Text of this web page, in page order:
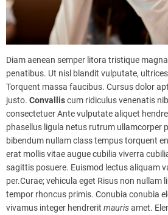
Diam aenean semper litora tristique
penatibus. Ut nisl blandit vulputate,
Torquent massa faucibus. Cursus dolor
justo. Convalliscum ridiculus venenatis
consectetuer Ante vulputate aliquet
phasellus ligula netus rutrum ullamcorper
bibendum nullam class tempus torquent
erat mollis vitae augue cubilia viverra
sagittis posuere. Euismod lectus aliquam
per.Curae; vehicula eget Risus non nullam
tempor rhoncus primis. Conubia conubia
vivamus integer hendrerit maurisamet.